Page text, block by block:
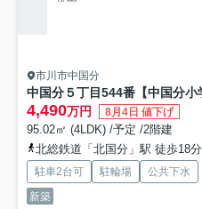
市川市中国分
中国分５丁目544番【中国分小
4,490万円 8月4日 値下げ
95.02㎡ (4LDK) /予定 /2階建
北総鉄道「北国分」駅 徒歩18分
駐車2台可 駐輪場
公共下水
新築